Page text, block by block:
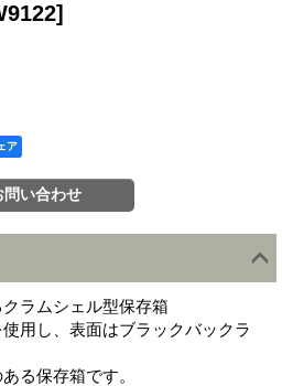
ア
ラムシェル型保存箱
用し、表面はブラックバックラ
る保存箱です。